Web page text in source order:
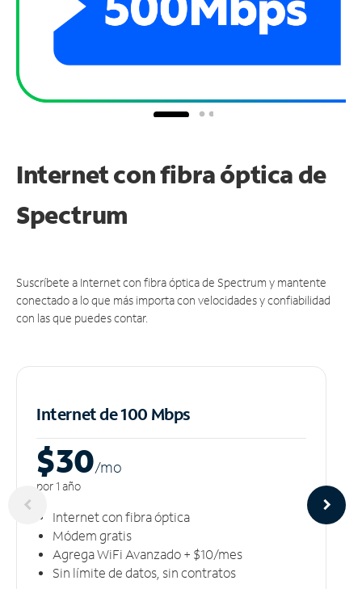
Internet con fibra óptica de
Spectrum
Suscríbete a Internet con fibra óptica de Spectrum y mantente
conectado a lo que más importa con velocidades y confiabilidad
con las que puedes contar.
Internet de 100 Mbps
$30/mo
por 1 año
Internet con fibra óptica
Módem gratis
Agrega WiFi Avanzado + $10/mes
Sin límite de datos, sin contratos